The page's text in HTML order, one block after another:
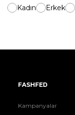
Kadın Erkek
FASHFED
Kampanyalar